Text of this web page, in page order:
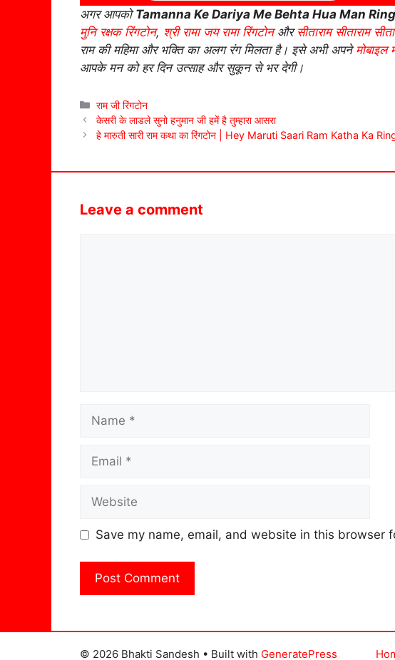
अगर आपकोTamanna Ke Dariya Me Behta Hua Man
मुनि रक्षक रिंगटोन, श्री रामा जय रामा रिंगटोनऔर सीताराम सीताराम
राम की महिमा और भक्ति का अलग रंग मिलता है। इसे अभी अपनेमोबाइल
आपके मन को हर दिन उत्साह और सुकून से भर देगी।
Categories
राम जी रिंगटोन
केसरी के लाडले सुनो हनुमान जी हमें है तुम्हारा आसरा
हे मारुती सारी राम कथा का रिंगटोन | Hey Maruti Saari Ram Katha Ka
Leave a comment
Save my name, email, and website in this browser
© 2026 Bhakti Sandesh • Built with GeneratePress